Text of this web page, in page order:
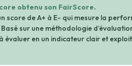
obtenu son FairScore.
score de A+ à E- qui mesure la
sur une méthodologie
évaluer en un indicateur clair et